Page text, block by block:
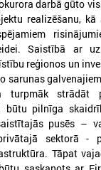
darbā gūto
realizēšanu,
Saistībā ar
reģionos un
sarunas
turpmāk strādāt
būtu pilnīga
pusēs –
sektorā -
Tāpat